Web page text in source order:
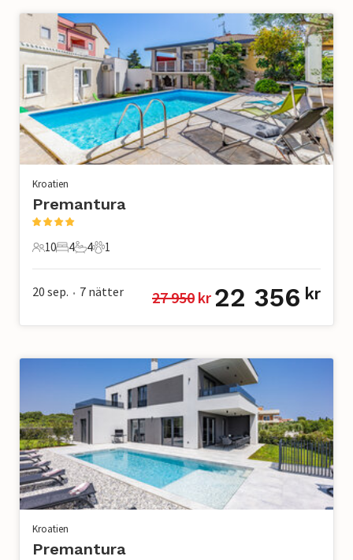
Kroatien
Premantura
10 Gäster
10
4 Sovrum
4
4 Badrum
4
1 Husdjur
1
20 sep. • 7 nätter 27 950 kr 22 356 kr
Kroatien
Premantura